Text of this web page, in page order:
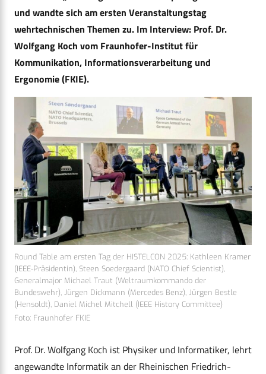
und wandte sich am ersten Veranstaltungstag
wehrtechnischen Themen zu. Im Interview: Prof. Dr.
Wolfgang Koch vom Fraunhofer-Institut für
Kommunikation, Informationsverarbeitung und
Ergonomie (FKIE).
Round Table am ersten Tag der HISTELCON 2025: Kathleen Kramer
(IEEE-Präsidentin), Steen Soedergaard (NATO Chief Scientist),
Generalmajor Michael Traut (Weltraumkommando der
Bundeswehr), Jürgen Dickmann (Mercedes Benz), Jürgen Bestle
(Hensoldt), Daniel Michel Mitchell (IEEE History Committee)
Foto: Fraunhofer FKIE
Prof. Dr. Wolfgang Koch ist Physiker und Informatiker, lehrt
angewandte Informatik an der Rheinischen Friedrich-